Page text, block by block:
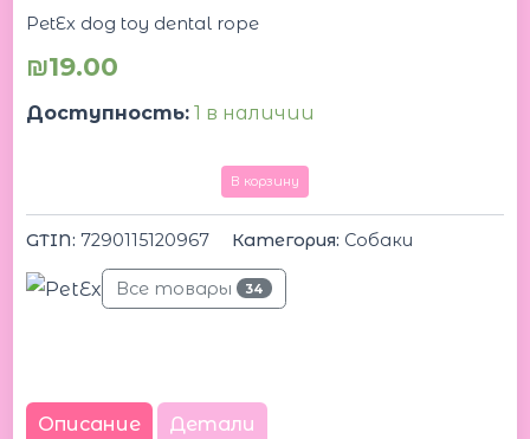
PetEx dog toy dental rope
₪19.00
Доступность: 1 в наличии
В корзину
GTIN: 7290115120967 Категория: Собаки
Все товары 34
Описание Детали